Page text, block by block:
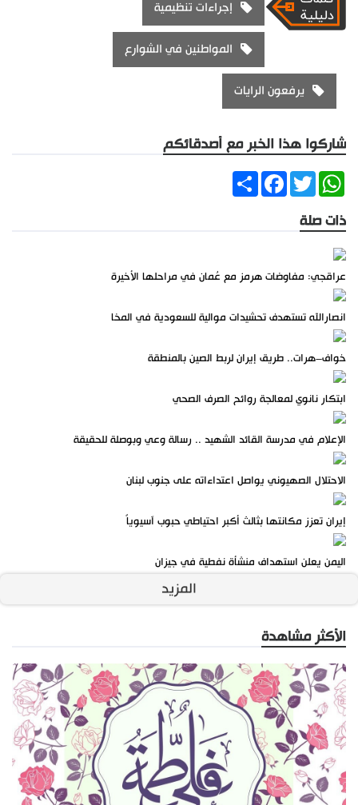
إجراءات تنظيمية
المواطنين في الشوارع
يرفعون الرايات
شاركوا هذا الخبر مع أصدقائكم
ShareFacebookTwitter
WhatsApp
ذات صلة
عراقجي: مفاوضات هرمز مع عُمان في مراحلها الأخيرة
انصارالله تستهدف تحشيدات موالية للسعودية في المخا
خواف–هرات.. طريق إيران لربط الصين بالمنطقة
ابتكار نانوي لمعالجة روائح الصرف الصحي
الإعلام في مدرسة القائد الشهيد .. رسالة وعي وبوصلة للحقيقة
الاحتلال الصهيوني يواصل اعتداءاته على جنوب لبنان
إيران تعزز مكانتها بثالث أكبر احتياطي حبوب آسيوياً
اليمن يعلن استهداف منشأة نفطية في جيزان
المزيد
الأكثر مشاهدة